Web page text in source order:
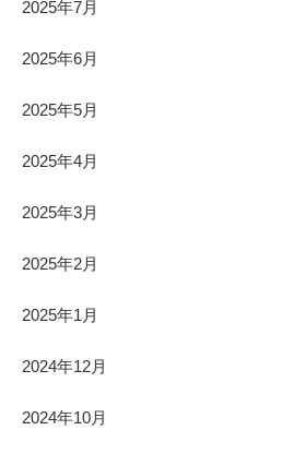
2025年7月
2025年6月
2025年5月
2025年4月
2025年3月
2025年2月
2025年1月
2024年12月
2024年10月